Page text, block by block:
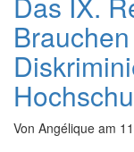
Von Angélique am